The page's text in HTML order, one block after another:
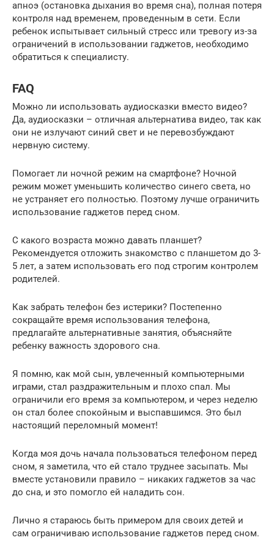
апноэ (остановка дыхания во время сна), полная потеря
контроля над временем, проведенным в сети. Если
ребенок испытывает сильный стресс или тревогу из-за
ограничений в использовании гаджетов, необходимо
обратиться к специалисту.
FAQ
Можно ли использовать аудиосказки вместо видео?
Да, аудиосказки – отличная альтернатива видео, так как
они не излучают синий свет и не перевозбуждают
нервную систему.
Помогает ли ночной режим на смартфоне? Ночной
режим может уменьшить количество синего света, но
не устраняет его полностью. Поэтому лучше ограничить
использование гаджетов перед сном.
С какого возраста можно давать планшет?
Рекомендуется отложить знакомство с планшетом до 3-
5 лет, а затем использовать его под строгим контролем
родителей.
Как забрать телефон без истерики? Постепенно
сокращайте время использования телефона,
предлагайте альтернативные занятия, объясняйте
ребенку важность здорового сна.
Я помню, как мой сын, увлеченный компьютерными
играми, стал раздражительным и плохо спал. Мы
ограничили его время за компьютером, и через неделю
он стал более спокойным и выспавшимся. Это был
настоящий переломный момент!
Когда моя дочь начала пользоваться телефоном перед
сном, я заметила, что ей стало труднее засыпать. Мы
вместе установили правило – никаких гаджетов за час
до сна, и это помогло ей наладить сон.
Лично я стараюсь быть примером для своих детей и
сам ограничиваю использование гаджетов перед сном.